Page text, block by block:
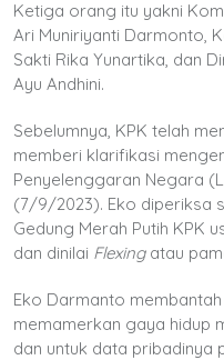
Ketiga orang itu yakni
Ari Muniriyanti Darmonto,
Sakti Rika Yunartika, dan
Ayu Andhini.
Sebelumnya, KPK telah
memberi klarifikasi
Penyelenggaran Negara
(7/9/2023). Eko diperiksa
Gedung Merah Putih KPK
dan dinilai Flexing atau
Eko Darmanto
memamerkan gaya hidup
dan untuk data pribadinya